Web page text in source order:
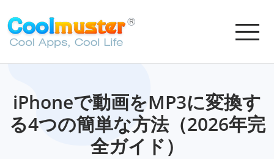
iPhoneで動画をMP3に変換す
る4つの簡単な方法（2026年完
全ガイド）